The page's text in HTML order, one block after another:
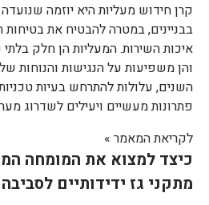
קרן חידוש מעליות היא יוזמה
בבניינים, במטרה להבטיח את
איכות השירות. המעליות הן חלק בלתי
והן משפיעות על הנגישות והנוחות של
השנים, עלולות להתרחש בעיות
פתרונות מעשיים ויעילים לשדרוג
לקריאת המאמר »
כיצד למצוא את המומחה
מתקני גז ידידותיים לסביבה